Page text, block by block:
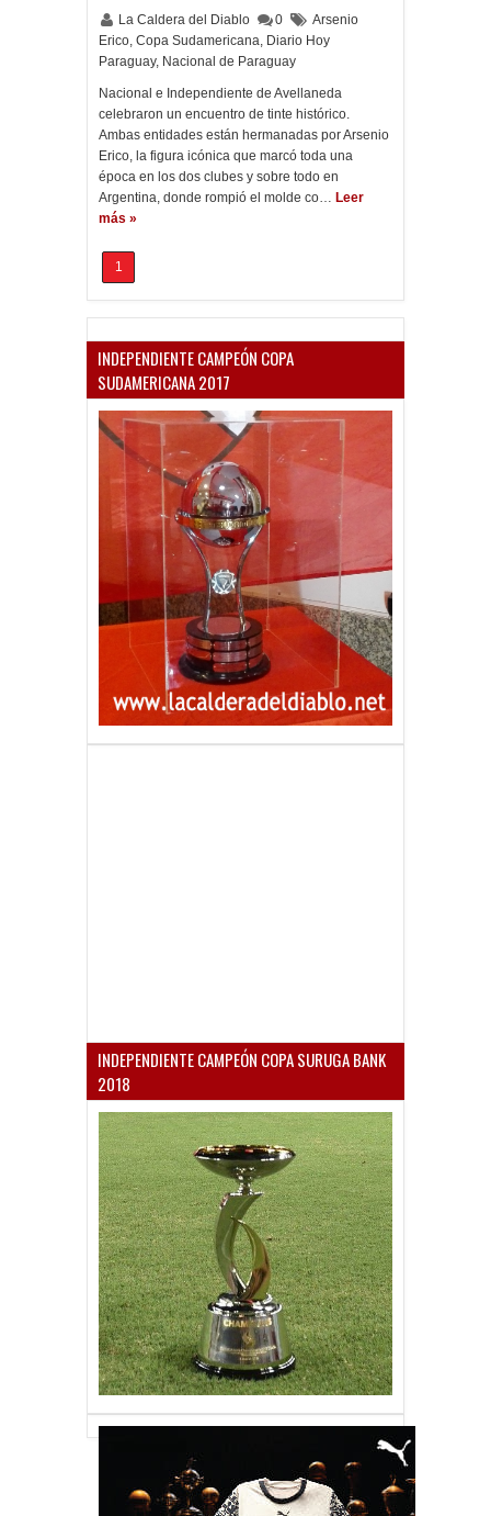
La Caldera del Diablo 0
Arsenio
Erico, Copa Sudamericana, Diario Hoy
Paraguay, Nacional de Paraguay
Nacional e Independiente de Avellaneda
celebraron un encuentro de tinte histórico.
Ambas entidades están hermanadas por Arsenio
Erico, la figura icónica que marcó toda una
época en los dos clubes y sobre todo en
Argentina, donde rompió el molde co… Leer
más »
1
INDEPENDIENTE CAMPEÓN COPA
SUDAMERICANA 2017
INDEPENDIENTE CAMPEÓN COPA SURUGA BANK
2018